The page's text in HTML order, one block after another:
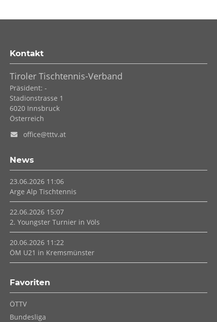
Kontakt
Tiroler Tischtennis-Verband
Präsident: -
Stadionstrasse 1
6020 Innsbruck
Österreich
office@tttv.at
News
23.06.2026 11:06
Arge Alp Tischtennis
22.06.2026 15:07
2. Youngster Turnier in Völs
20.06.2026 11:22
ÖM U21 in Kremsmünster
Favoriten
Navigation
überspringen
ÖTTV
Bundesliga